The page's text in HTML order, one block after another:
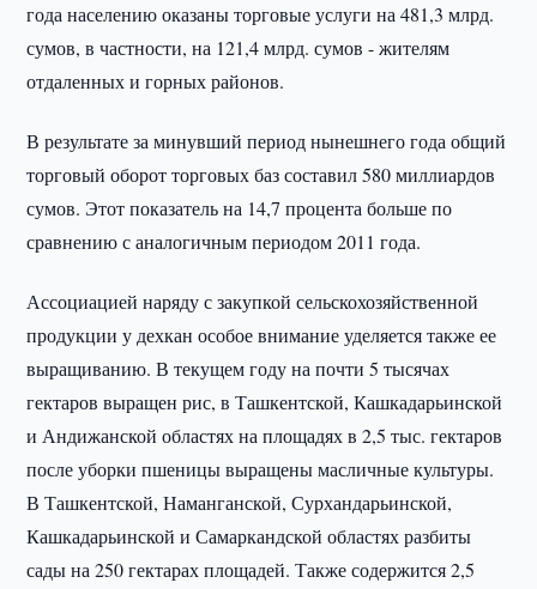
года населению оказаны торговые услуги на 481,3 млрд.
сумов, в частности, на 121,4 млрд. сумов - жителям
отдаленных и горных районов.
В результате за минувший период нынешнего года общий
торговый оборот торговых баз составил 580 миллиардов
сумов. Этот показатель на 14,7 процента больше по
сравнению с аналогичным периодом 2011 года.
Ассоциацией наряду с закупкой сельскохозяйственной
продукции у дехкан особое внимание уделяется также ее
выращиванию. В текущем году на почти 5 тысячах
гектаров выращен рис, в Ташкентской, Кашкадарьинской
и Андижанской областях на площадях в 2,5 тыс. гектаров
после уборки пшеницы выращены масличные культуры.
В Ташкентской, Наманганской, Сурхандарьинской,
Кашкадарьинской и Самаркандской областях разбиты
сады на 250 гектарах площадей. Также содержится 2,5